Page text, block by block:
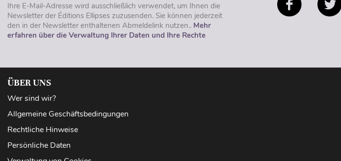
Ihre E-Mail-Adresse wird ausschließlich verwendet, um Ihnen die
Newsletter der Éditions Ellipses zuzusenden. Sie können jederzeit
den in der Newsletter enthaltenen Abmeldelink nutzen.. Mehr
erfahren über die Verwaltung Ihrer Daten und Ihre Rechte
ÜBER UNS
Wer sind wir?
Allgemeine Geschäftsbedingungen
Rechtliche Hinweise
Persönliche Daten